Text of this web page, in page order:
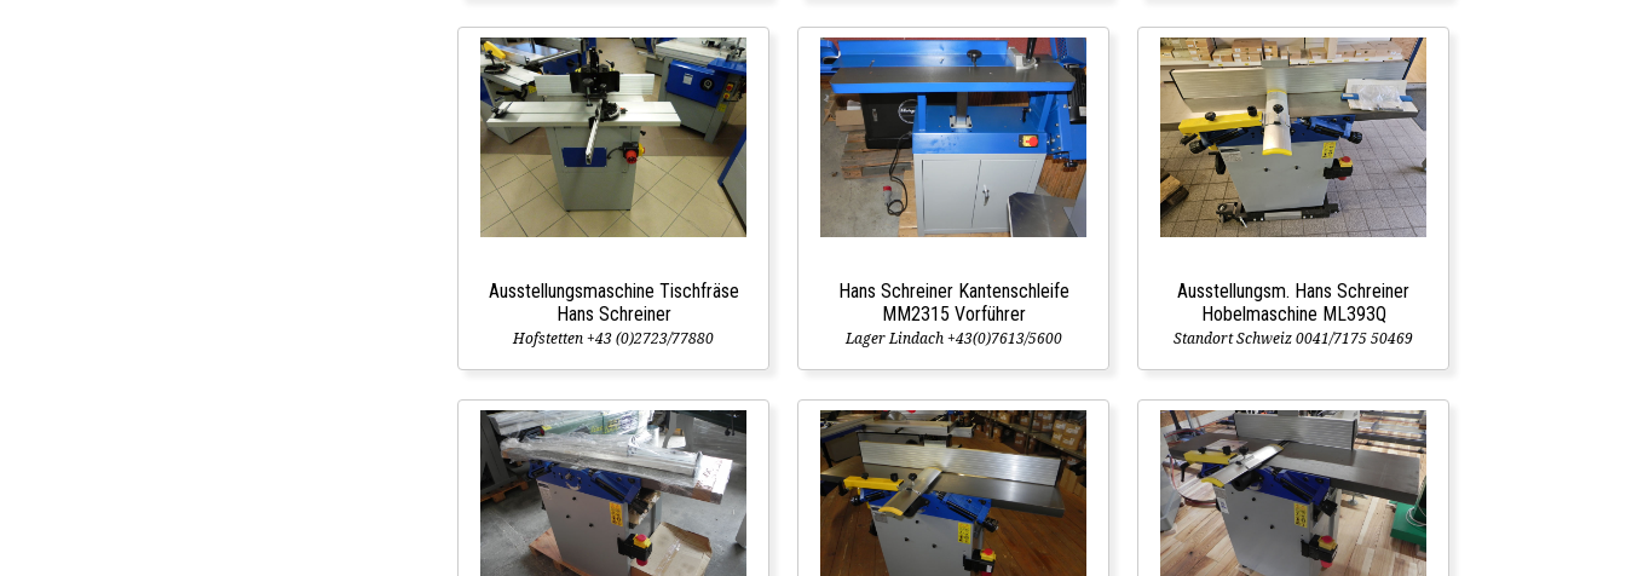
Ausstellungsmaschine Tischfräse
Hans Schreiner
Hofstetten +43 (0)2723/77880
Hans Schreiner Kantenschleife
MM2315 Vorführer
Lager Lindach +43(0)7613/5600
Ausstellungsm. Hans Schreiner
Hobelmaschine ML393Q
Standort Schweiz 0041/7175 50469